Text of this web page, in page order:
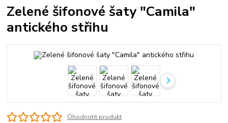
Zelené šifonové šaty "Camila"
antického střihu
Ohodnotit produkt